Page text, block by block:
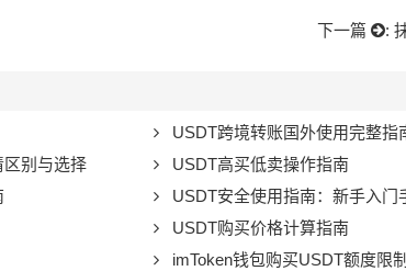
下一篇 :
USDT跨境转账国外使用完整指
别与选择
USDT高买低卖操作指南
USDT安全使用指南：新手入门
USDT购买价格计算指南
imToken钱包购买USDT额度限